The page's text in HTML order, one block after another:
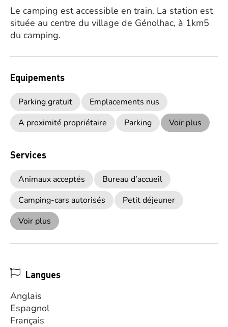
Le camping est accessible en train. La station est
située au centre du village de Génolhac, à 1km5
du camping.
Equipements
Parking gratuit
Emplacements nus
A proximité propriétaire
Parking Voir plus
Services
Animaux acceptés
Bureau d’accueil
Camping-cars autorisés
Petit déjeuner
Voir plus
Langues
Anglais
Espagnol
Français